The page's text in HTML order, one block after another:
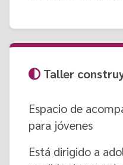
Taller
Espacio de
para jóvenes
Está dirigido a